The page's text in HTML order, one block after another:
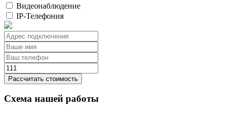
Видеонаблюдение
IP-Телефония
Рассчитать стоимость
Схема нашей работы